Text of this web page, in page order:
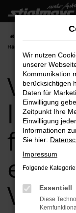
Zum
Hauptinhalt
springen
Händler
VW
VW
Wir nutzen
unserer
Kommunikation
berücksichtigen
Daten für
Einwilligung
Zeitpunkt Ihre
Einwilligung
Informationen
Sie hier:
Impressum
Folgende
Essentiell
Diese